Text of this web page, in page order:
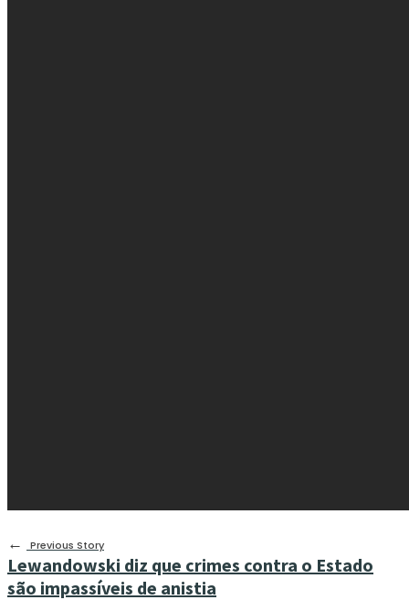
← Previous Story
Lewandowski diz que crimes contra o Estado
são impassíveis de anistia